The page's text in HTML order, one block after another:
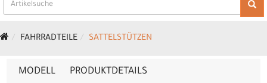
FAHRRADTEILE SATTELSTÜTZEN
MODELL PRODUKTDETAILS